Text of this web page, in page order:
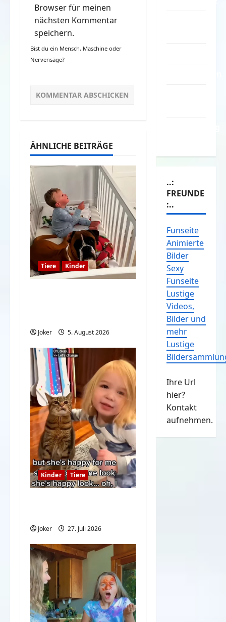
Browser für meinen
nächsten Kommentar
speichern.
Bist du ein Mensch, Maschine oder
Nervensäge?
ÄHNLICHE BEITRÄGE
Tiere Kinder
Joker 5. August 2026
Kinder Tiere
Joker 27. Juli 2026
..:
FREUNDE
:..
Funseite
Animierte
Bilder
Sexy
Funseite
Lustige
Videos,
Bilder und
mehr
Lustige
Ihre Url
hier?
Kontakt
aufnehmen.